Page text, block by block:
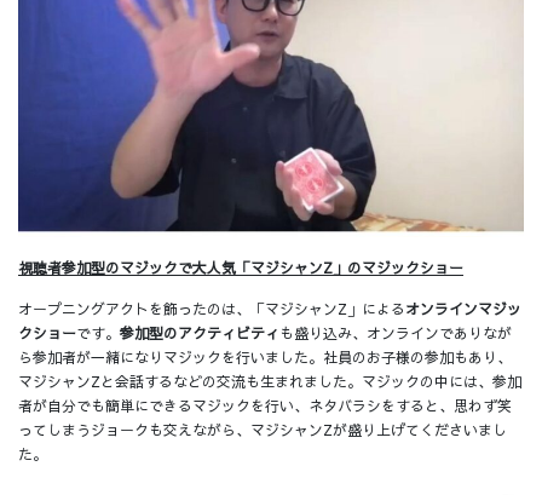
視聴者参加型のマジックで大人気「マジシャンZ」のマジックショー
オープニングアクトを飾ったのは、「マジシャンZ」によるオンラインマジッ
クショーです。 参加型のアクティビティ も盛り込み、オンラインでありなが
ら参加者が一緒になりマジックを行いました。社員のお子様の参加もあり、
マジシャンZと会話するなどの交流も生まれました。マジックの中には、参加
者が自分でも簡単にできるマジックを行い、ネタバラシをすると、思わず笑
ってしまうジョークも交えながら、マジシャンZが盛り上げてくださいまし
た。